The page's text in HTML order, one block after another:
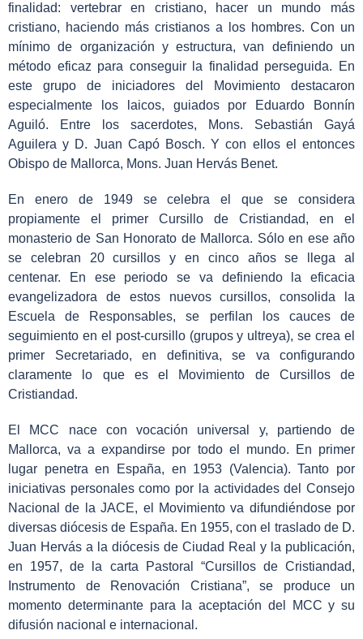
finalidad: vertebrar en cristiano, hacer un mundo más
cristiano, haciendo más cristianos a los hombres. Con un
mínimo de organización y estructura, van definiendo un
método eficaz para conseguir la finalidad perseguida. En
este grupo de iniciadores del Movimiento destacaron
especialmente los laicos, guiados por Eduardo Bonnín
Aguiló. Entre los sacerdotes, Mons. Sebastián Gayá
Aguilera y D. Juan Capó Bosch. Y con ellos el entonces
Obispo de Mallorca, Mons. Juan Hervás Benet.
En enero de 1949 se celebra el que se considera
propiamente el primer Cursillo de Cristiandad, en el
monasterio de San Honorato de Mallorca. Sólo en ese año
se celebran 20 cursillos y en cinco años se llega al
centenar. En ese periodo se va definiendo la eficacia
evangelizadora de estos nuevos cursillos, consolida la
Escuela de Responsables, se perfilan los cauces de
seguimiento en el post-cursillo (grupos y ultreya), se crea el
primer Secretariado, en definitiva, se va configurando
claramente lo que es el Movimiento de Cursillos de
Cristiandad.
El MCC nace con vocación universal y, partiendo de
Mallorca, va a expandirse por todo el mundo. En primer
lugar penetra en España, en 1953 (Valencia). Tanto por
iniciativas personales como por la actividades del Consejo
Nacional de la JACE, el Movimiento va difundiéndose por
diversas diócesis de España. En 1955, con el traslado de D.
Juan Hervás a la diócesis de Ciudad Real y la publicación,
en 1957, de la carta Pastoral “Cursillos de Cristiandad,
Instrumento de Renovación Cristiana”, se produce un
momento determinante para la aceptación del MCC y su
difusión nacional e internacional.